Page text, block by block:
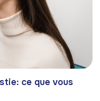
ce que vous